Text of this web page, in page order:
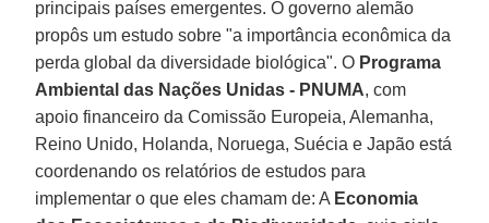
principais países emergentes. O governo alemão
propôs um estudo sobre "a importância econômica da
perda global da diversidade biológica". O Programa
Ambiental das Nações Unidas - PNUMA, com
apoio financeiro da Comissão Europeia, Alemanha,
Reino Unido, Holanda, Noruega, Suécia e Japão está
coordenando os relatórios de estudos para
implementar o que eles chamam de: A Economia